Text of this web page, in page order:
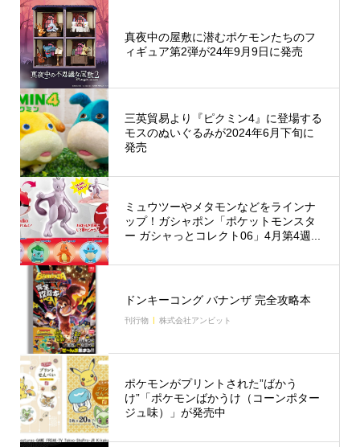
真夜中の屋敷に潜むポケモンたちのフ
ィギュア第2弾が24年9月9日に発売
三英貿易より『ピクミン4』に登場する
モスのぬいぐるみが2024年6月下旬に
発売
ミュウツーやメタモンなどをラインナ
ップ！ガシャポン「ポケットモンスタ
ー ガシャっとコレクト06」4月第4週...
ドンキーコング バナンザ 完全攻略本
刊行物 株式会社アンビット
ポケモンがプリントされた”ばかう
け”「ポケモンばかうけ（コーンポター
ジュ味）」が発売中